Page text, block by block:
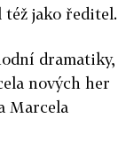
též jako ředitel.
dramatiky,
nových her
Marcela